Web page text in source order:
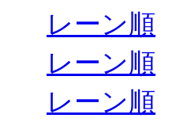
レーン順
レーン順
レーン順